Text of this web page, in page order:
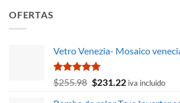
OFERTAS
Vetro Venezia- Mosaico
Valorado
con
de 5
$255.98 El
$231.22Eliva incluido